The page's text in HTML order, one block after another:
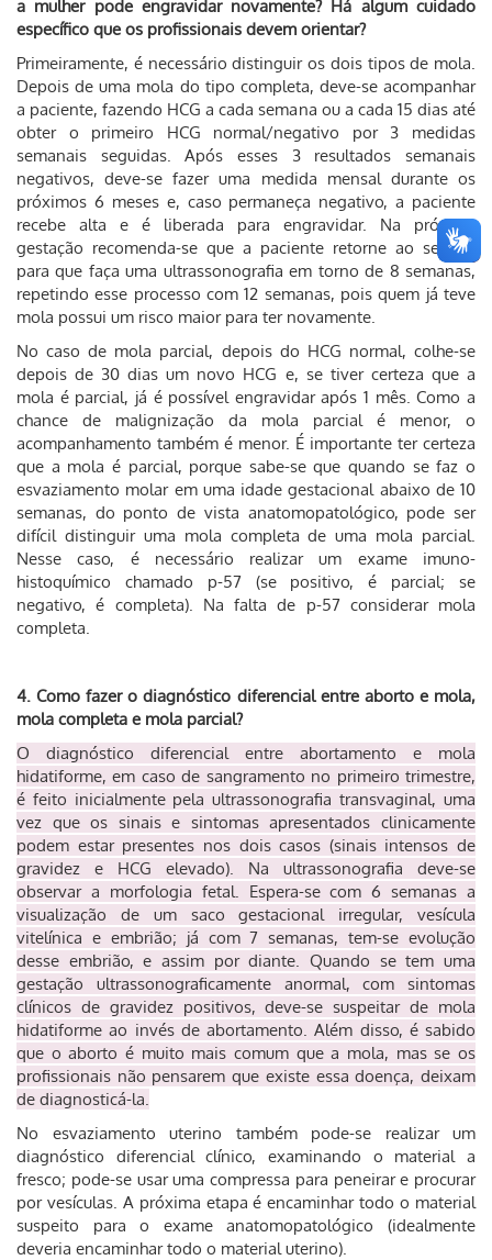
a mulher pode engravidar novamente? Há algum cuidado
específico que os profissionais devem orientar?
Primeiramente, é necessário distinguir os dois tipos de mola.
Depois de uma mola do tipo completa, deve-se acompanhar
a paciente, fazendo HCG a cada semana ou a cada 15 dias até
obter o primeiro HCG normal/negativo por 3 medidas
semanais seguidas. Após esses 3 resultados semanais
negativos, deve-se fazer uma medida mensal durante os
próximos 6 meses e, caso permaneça negativo, a paciente
recebe alta e é liberada para engravidar. Na próxima
gestação recomenda-se que a paciente retorne ao serviço
para que faça uma ultrassonografia em torno de 8 semanas,
repetindo esse processo com 12 semanas, pois quem já teve
mola possui um risco maior para ter novamente.
No caso de mola parcial, depois do HCG normal, colhe-se
depois de 30 dias um novo HCG e, se tiver certeza que a
mola é parcial, já é possível engravidar após 1 mês. Como a
chance de malignização da mola parcial é menor, o
acompanhamento também é menor. É importante ter certeza
que a mola é parcial, porque sabe-se que quando se faz o
esvaziamento molar em uma idade gestacional abaixo de 10
semanas, do ponto de vista anatomopatológico, pode ser
difícil distinguir uma mola completa de uma mola parcial.
Nesse caso, é necessário realizar um exame imuno-
histoquímico chamado p-57 (se positivo, é parcial; se
negativo, é completa). Na falta de p-57 considerar mola
completa.
4. Como fazer o diagnóstico diferencial entre aborto e mola,
mola completa e mola parcial?
O diagnóstico diferencial entre abortamento e mola
hidatiforme, em caso de sangramento no primeiro trimestre,
é feito inicialmente pela ultrassonografia transvaginal, uma
vez que os sinais e sintomas apresentados clinicamente
podem estar presentes nos dois casos (sinais intensos de
gravidez e HCG elevado). Na ultrassonografia deve-se
observar a morfologia fetal. Espera-se com 6 semanas a
visualização de um saco gestacional irregular, vesícula
vitelínica e embrião; já com 7 semanas, tem-se evolução
desse embrião, e assim por diante. Quando se tem uma
gestação ultrassonograficamente anormal, com sintomas
clínicos de gravidez positivos, deve-se suspeitar de mola
hidatiforme ao invés de abortamento. Além disso, é sabido
que o aborto é muito mais comum que a mola, mas se os
profissionais não pensarem que existe essa doença, deixam
de diagnosticá-la.
No esvaziamento uterino também pode-se realizar um
diagnóstico diferencial clínico, examinando o material a
fresco; pode-se usar uma compressa para peneirar e procurar
por vesículas. A próxima etapa é encaminhar todo o material
suspeito para o exame anatomopatológico (idealmente
deveria encaminhar todo o material uterino).